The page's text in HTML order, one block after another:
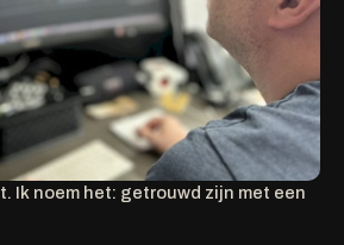
Ik noem het: getrouwd zijn met een